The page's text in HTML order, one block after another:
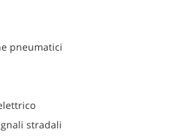
pneumatici
stradali